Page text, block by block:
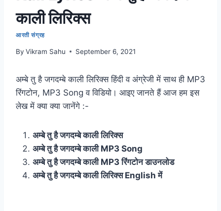
काली लिरिक्स
आरती संग्रह
By Vikram Sahu September 6, 2021
अम्बे तु है जगदम्बे काली लिरिक्स हिंदी व अंग्रेजी में साथ ही MP3
रिंगटोन, MP3 Song व विडियो। आइए जानते हैं आज हम इस
लेख में क्या क्या जानेंगे :-
अम्बे तु है जगदम्बे काली लिरिक्स
अम्बे तु है जगदम्बे काली MP3 Song
अम्बे तु है जगदम्बे काली MP3 रिंगटोन डाउनलोड
अम्बे तु है जगदम्बे काली लिरिक्स English में